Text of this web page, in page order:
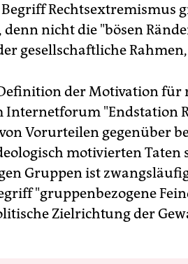
Rechtsextremismus
denn nicht die "bösen
gesellschaftliche
der Motivation für
Internetforum "Endstation
Vorurteilen gegenüber
motivierten Taten
Gruppen ist
"gruppenbezogene
Zielrichtung der